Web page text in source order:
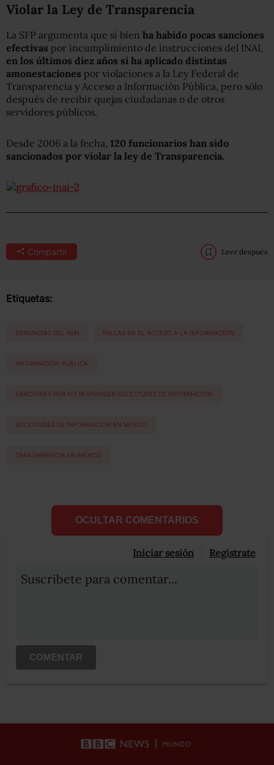
Violar la Ley de Transparencia
La SFP argumenta que si bien ha habido pocas sanciones
efectivas por incumplimiento de instrucciones del INAI,
en los últimos diez años sí ha aplicado distintas
amonestaciones por violaciones a la Ley Federal de
Transparencia y Acceso a Información Pública, pero sólo
después de recibir quejas ciudadanas o de otros
servidores públicos.
Desde 2006 a la fecha, 120 funcionarios han sido
sancionados por violar la ley de Transparencia.
Compartir Leer después
Etiquetas:
DENUNCIAS DEL INAI FALLAS EN EL ACCESO A LA INFORMACION
INFORMACIÓN PÚBLICA
SANCIONES POR NO RESPONDER SOLICITUDES DE INFORMACION
SOLICITUDES DE INFORMACION EN MEXICO
TRANSPARENCIA EN MEXICO
OCULTAR COMENTARIOS
Iniciar sesión Registrate
Suscribete para comentar...
COMENTAR